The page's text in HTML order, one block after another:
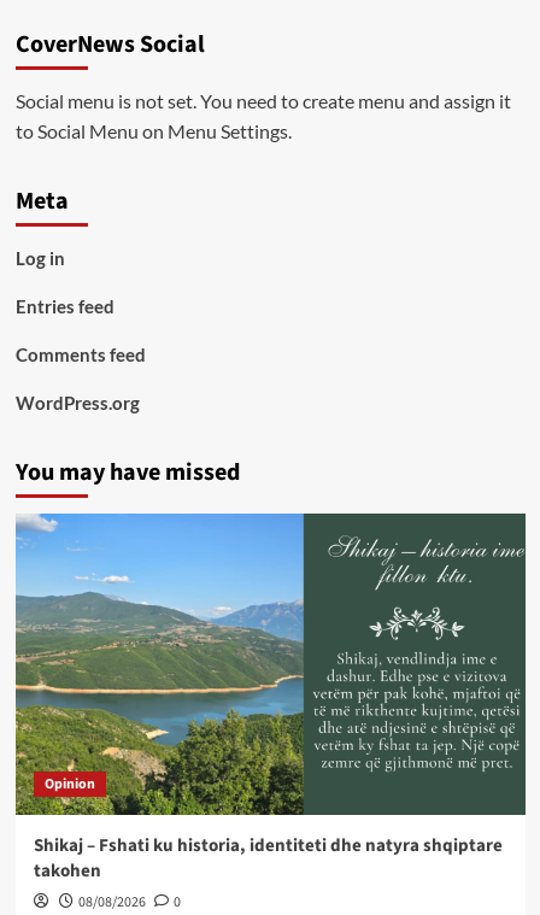
CoverNews Social
Social menu is not set. You need to create menu and assign it
to Social Menu on Menu Settings.
Meta
Log in
Entries feed
Comments feed
WordPress.org
You may have missed
Opinion
Shikaj – Fshati ku historia, identiteti dhe natyra shqiptare
takohen
08/08/2026 0